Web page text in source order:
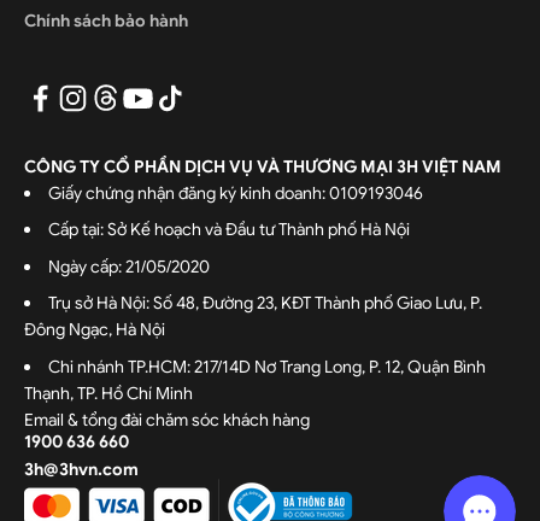
Chính sách bảo hành
CÔNG TY CỔ PHẦN DỊCH VỤ VÀ THƯƠNG MẠI 3H VIỆT NAM
Giấy chứng nhận đăng ký kinh doanh: 0109193046
Cấp tại: Sở Kế hoạch và Đầu tư Thành phố Hà Nội
Ngày cấp: 21/05/2020
Trụ sở Hà Nội: Số 48, Đường 23, KĐT Thành phố Giao Lưu, P.
Đông Ngạc, Hà Nội
Chi nhánh TP.HCM: 217/14D Nơ Trang Long, P. 12, Quận Bình
Thạnh, TP. Hồ Chí Minh
Email & tổng đài chăm sóc khách hàng
1900 636 660
3h@3hvn.com